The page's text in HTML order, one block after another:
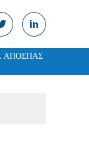
ΑΠΌΣΠΑΣ